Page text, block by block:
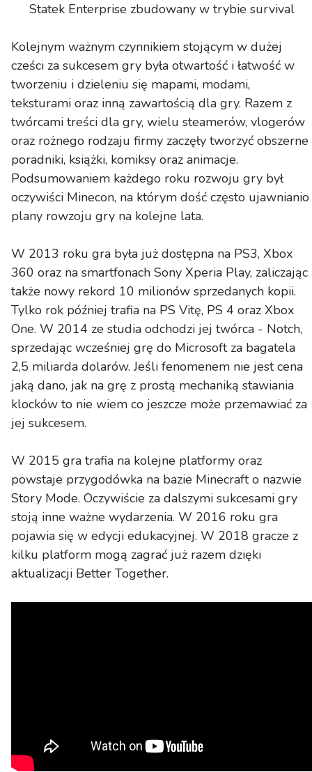
Statek Enterprise zbudowany w trybie survival
Kolejnym ważnym czynnikiem stojącym w dużej
cześci za sukcesem gry była otwartość i łatwość w
tworzeniu i dzieleniu się mapami, modami,
teksturami oraz inną zawartością dla gry. Razem z
twórcami treści dla gry, wielu steamerów, vlogerów
oraz rożnego rodzaju firmy zaczęły tworzyć obszerne
poradniki, książki, komiksy oraz animacje.
Podsumowaniem każdego roku rozwoju gry był
oczywiści Minecon, na którym dość często ujawnianio
plany rowzoju gry na kolejne lata.
W 2013 roku gra była już dostępna na PS3, Xbox
360 oraz na smartfonach Sony Xperia Play, zaliczając
także nowy rekord 10 milionów sprzedanych kopii.
Tylko rok później trafia na PS Vitę, PS 4 oraz Xbox
One. W 2014 ze studia odchodzi jej twórca - Notch,
sprzedając wcześniej grę do Microsoft za bagatela
2,5 miliarda dolarów. Jeśli fenomenem nie jest cena
jaką dano, jak na grę z prostą mechaniką stawiania
klocków to nie wiem co jeszcze może przemawiać za
jej sukcesem.
W 2015 gra trafia na kolejne platformy oraz
powstaje przygodówka na bazie Minecraft o nazwie
Story Mode. Oczywiście za dalszymi sukcesami gry
stoją inne ważne wydarzenia. W 2016 roku gra
pojawia się w edycji edukacyjnej. W 2018 gracze z
kilku platform mogą zagrać już razem dzięki
aktualizacji Better Together.